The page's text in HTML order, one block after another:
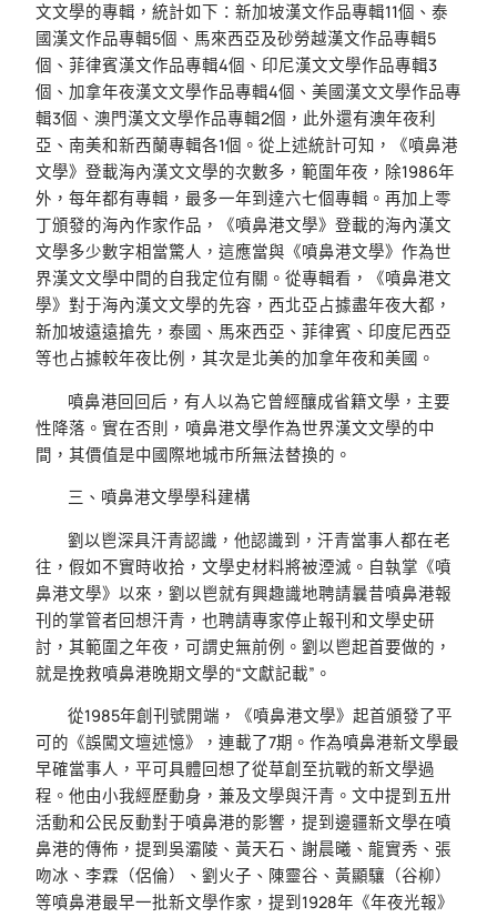
文文學的專輯，統計如下：新加坡漢文作品專輯11個、泰
國漢文作品專輯5個、馬來西亞及砂勞越漢文作品專輯5
個、菲律賓漢文作品專輯4個、印尼漢文文學作品專輯3
個、加拿年夜漢文文學作品專輯4個、美國漢文文學作品專
輯3個、澳門漢文文學作品專輯2個，此外還有澳年夜利
亞、南美和新西蘭專輯各1個。從上述統計可知，《噴鼻港
文學》登載海內漢文文學的次數多，範圍年夜，除1986年
外，每年都有專輯，最多一年到達六七個專輯。再加上零
丁頒發的海內作家作品，《噴鼻港文學》登載的海內漢文
文學多少數字相當驚人，這應當與《噴鼻港文學》作為世
界漢文文學中間的自我定位有關。從專輯看，《噴鼻港文
學》對于海內漢文文學的先容，西北亞占據盡年夜大都，
新加坡遠遠搶先，泰國、馬來西亞、菲律賓、印度尼西亞
等也占據較年夜比例，其次是北美的加拿年夜和美國。
噴鼻港回回后，有人以為它曾經釀成省籍文學，主要
性降落。實在否則，噴鼻港文學作為世界漢文文學的中
間，其價值是中國際地城市所無法替換的。
三、噴鼻港文學學科建構
劉以鬯深具汗青認識，他認識到，汗青當事人都在老
往，假如不實時收拾，文學史材料將被湮滅。自執掌《噴
鼻港文學》以來，劉以鬯就有興趣識地聘請曩昔噴鼻港報
刊的掌管者回想汗青，也聘請專家停止報刊和文學史研
討，其範圍之年夜，可謂史無前例。劉以鬯起首要做的，
就是挽救噴鼻港晚期文學的“文獻記載”。
從1985年創刊號開端，《噴鼻港文學》起首頒發了平
可的《誤闖文壇述憶》，連載了7期。作為噴鼻港新文學最
早確當事人，平可具體回想了從草創至抗戰的新文學過
程。他由小我經歷動身，兼及文學與汗青。文中提到五卅
活動和公民反動對于噴鼻港的影響，提到邊疆新文學在噴
鼻港的傳佈，提到吳灞陵、黃天石、謝晨曦、龍實秀、張
吻冰、李霖（侶倫）、劉火子、陳靈谷、黃顯驤（谷柳）
等噴鼻港最早一批新文學作家，提到1928年《年夜光報》